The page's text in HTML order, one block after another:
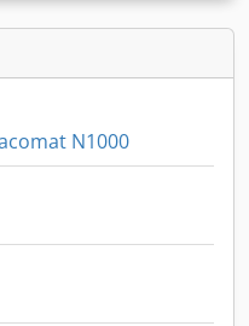
N1000